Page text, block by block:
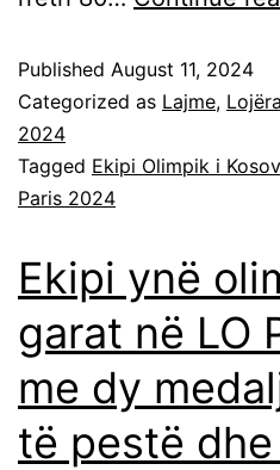
Published August 11, 2024
Categorized as Lajme,
2024
Tagged Ekipi Olimpik i
Paris 2024
Ekipi ynë
garat në LO
me dy
të pestë